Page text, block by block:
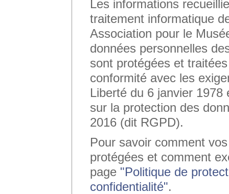
Les informations
traitement informatique
Association pour le
données personnelles
sont protégées et
conformité avec les
Liberté du 6 janvier
sur la protection des
2016 (dit RGPD).
Pour savoir comment
protégées et comment
page "Politique de
confidentialité".